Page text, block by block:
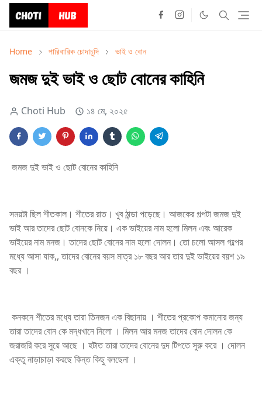
Home পারিবারিক চোদাচুদি ভাই ও বোন
জমজ দুই ভাই ও ছোট বোনের কাহিনি
Choti Hub ১৪ মে, ২০২৫
জমজ দুই ভাই ও ছোট বোনের কাহিনি
সময়টা ছিল শীতকাল। শীতের রাত। খুব ঠান্ডা পড়েছে। আজকের গল্পটা জমজ দুই
ভাই আর তাদের ছোট বোনকে নিয়ে। এক ভাইয়ের নাম হলো মিলন এবং আরেক
ভাইয়ের নাম মনজ। তাদের ছোট বোনের নাম হলো দোলন। তো চলো আসল গল্পের
মধ্যে আসা যাক,, তাদের বোনের বয়স মাত্র ১৮ বছর আর তার দুই ভাইয়ের বয়শ ১৯
বছর ।
কনকনে শীতের মধ্যে তারা তিনজন এক বিছানায় । শীতের প্রকোপ কমানোর জন্য
তারা তাদের বোন কে মদ্ধখানে নিলো । মিলন আর মনজ তাদের বোন দোলন কে
জরাজরি করে সুয়ে আছে । হটাত তারা তাদের বোনের দুদ টিপতে সুরু করে । দোলন
এক্তু নাড়াচাড়া করছে কিন্ত কিছু বলছেনা ।